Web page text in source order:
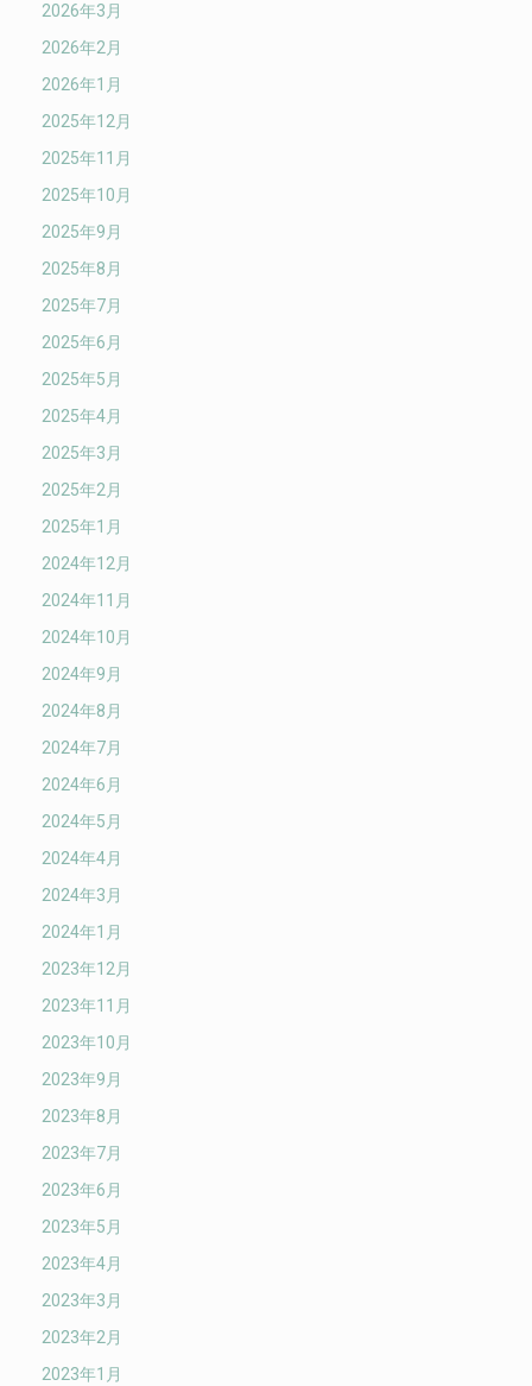
2026年3月
2026年2月
2026年1月
2025年12月
2025年11月
2025年10月
2025年9月
2025年8月
2025年7月
2025年6月
2025年5月
2025年4月
2025年3月
2025年2月
2025年1月
2024年12月
2024年11月
2024年10月
2024年9月
2024年8月
2024年7月
2024年6月
2024年5月
2024年4月
2024年3月
2024年1月
2023年12月
2023年11月
2023年10月
2023年9月
2023年8月
2023年7月
2023年6月
2023年5月
2023年4月
2023年3月
2023年2月
2023年1月